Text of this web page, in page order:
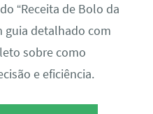
“Receita de Bolo da
guia detalhado com
sobre como
e eficiência.